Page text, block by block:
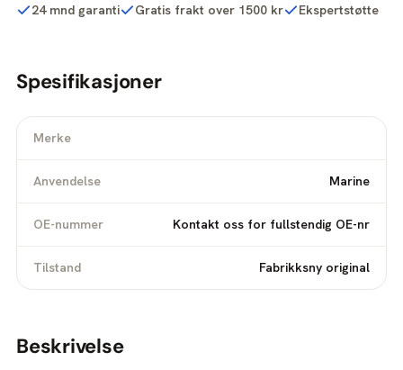
24 mnd garanti Gratis frakt over 1500 kr Ekspertstøtte
Spesifikasjoner
Merke
Anvendelse Marine
OE-nummer Kontakt oss for fullstendig OE-nr
Tilstand Fabrikksny original
Beskrivelse